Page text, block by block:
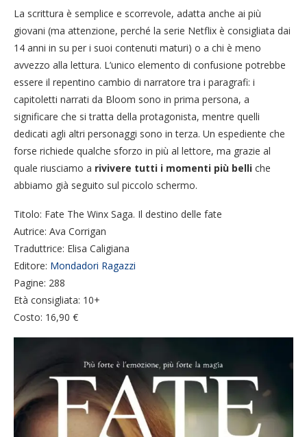
La scrittura è semplice e scorrevole, adatta anche ai più
giovani (ma attenzione, perché la serie Netflix è consigliata dai
14 anni in su per i suoi contenuti maturi) o a chi è meno
avvezzo alla lettura. L’unico elemento di confusione potrebbe
essere il repentino cambio di narratore tra i paragrafi: i
capitoletti narrati da Bloom sono in prima persona, a
significare che si tratta della protagonista, mentre quelli
dedicati agli altri personaggi sono in terza. Un espediente che
forse richiede qualche sforzo in più al lettore, ma grazie al
quale riusciamo a rivivere tutti i momenti più belli che
abbiamo già seguito sul piccolo schermo.
Titolo: Fate The Winx Saga. Il destino delle fate
Autrice: Ava Corrigan
Traduttrice: Elisa Caligiana
Editore: Mondadori Ragazzi
Pagine: 288
Età consigliata: 10+
Costo: 16,90 €